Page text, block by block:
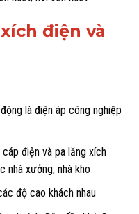
điện và
là điện áp công nghiệp
điện và pa lăng xích
nhà xưởng, nhà kho
độ cao khách nhau